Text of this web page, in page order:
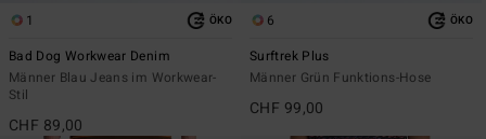
1 ÖKO
Bad Dog Workwear Denim
Männer Blau Jeans im Workwear-
Stil
CHF 89,00
6 ÖKO
Surftrek Plus
Männer Grün Funktions-Hose
CHF 99,00